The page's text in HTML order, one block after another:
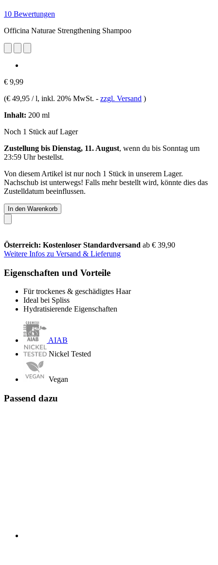
10 Bewertungen
Officina Naturae Strengthening Shampoo
€ 9,99
(€ 49,95 / l, inkl. 20% MwSt. - zzgl. Versand )
Inhalt: 200 ml
Noch 1 Stück auf Lager
Zustellung bis Dienstag, 11. August, wenn du bis Sonntag um
23:59 Uhrbestellst.
Von diesem Artikel ist nur noch 1 Stück in unserem Lager.
Nachschub ist unterwegs! Falls mehr bestellt wird, könnte dies das
Zustelldatum beeinflussen.
In den Warenkorb
Österreich: Kostenloser Standardversand ab € 39,90
Weitere Infos zu Versand & Lieferung
Eigenschaften und Vorteile
Für trockenes & geschädigtes Haar
Ideal bei Spliss
Hydratisierende Eigenschaften
AIAB
Nickel Tested
Vegan
Passend dazu